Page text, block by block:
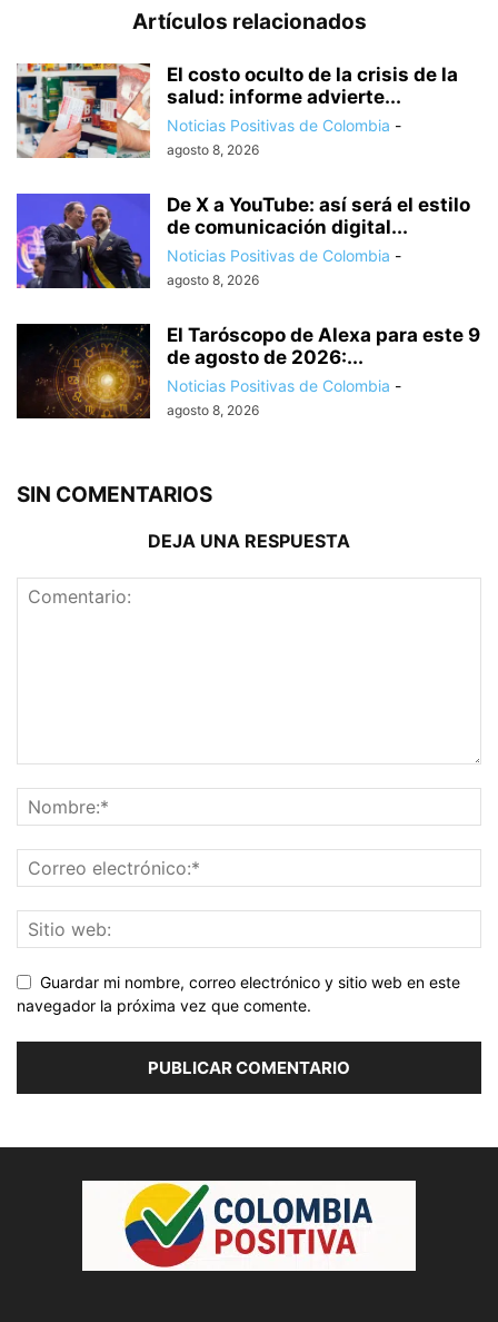
Artículos relacionados
El costo oculto de la crisis de la
salud: informe advierte...
Noticias Positivas de Colombia -
agosto 8, 2026
De X a YouTube: así será el estilo
de comunicación digital...
Noticias Positivas de Colombia -
agosto 8, 2026
El Taróscopo de Alexa para este 9
de agosto de 2026:...
Noticias Positivas de Colombia -
agosto 8, 2026
SIN COMENTARIOS
DEJA UNA RESPUESTA
Guardar mi nombre, correo electrónico y sitio web en este
navegador la próxima vez que comente.